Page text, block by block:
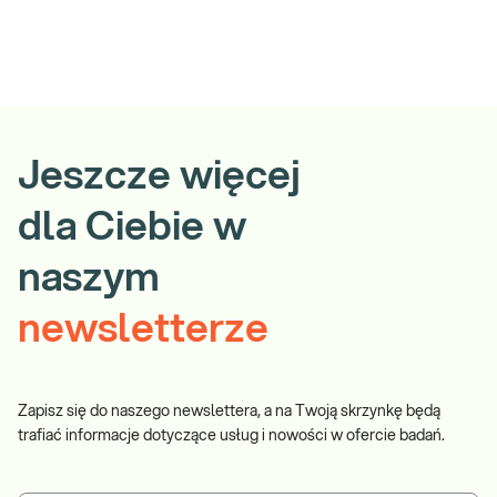
Jeszcze więcej
dla Ciebie w
naszym
newsletterze
Zapisz się do naszego newslettera, a na Twoją skrzynkę będą
trafiać informacje dotyczące usług i nowości w ofercie badań.